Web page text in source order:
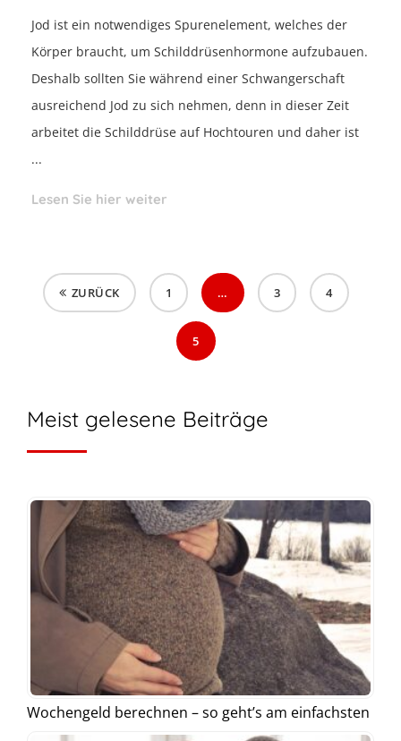
Jod ist ein notwendiges Spurenelement, welches der
Körper braucht, um Schilddrüsenhormone aufzubauen.
Deshalb sollten Sie während einer Schwangerschaft
ausreichend Jod zu sich nehmen, denn in dieser Zeit
arbeitet die Schilddrüse auf Hochtouren und daher ist
...
Lesen Sie hier weiter
ZURÜCK 1 … 3 4
5
Meist gelesene Beiträge
Wochengeld berechnen – so geht’s am einfachsten